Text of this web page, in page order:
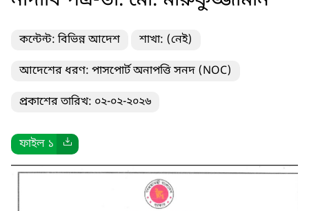
কন্টেন্ট: বিভিন্ন আদেশ শাখা: (নেই)
আদেশের ধরণ: পাসপোর্ট অনাপত্তি সনদ (NOC)
প্রকাশের তারিখ: ০২-০২-২০২৬
ফাইল ১